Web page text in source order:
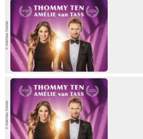
© Matthias Köstler
© Matthias Köstler